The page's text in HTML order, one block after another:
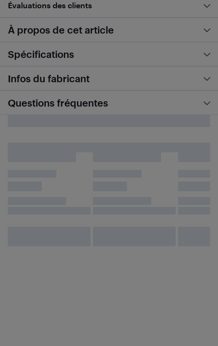
Évaluations des clients
À propos de cet article
Spécifications
Infos du fabricant
Questions fréquentes